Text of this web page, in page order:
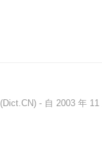
(Dict.CN) - 自 2003 年